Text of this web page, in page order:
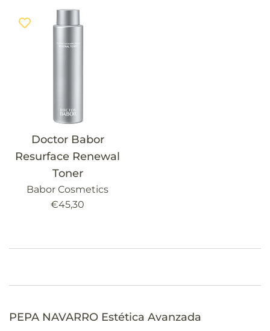
Doctor Babor
Resurface Renewal
Toner
Babor Cosmetics
Precio
€45,30
PEPA NAVARRO Estética Avanzada